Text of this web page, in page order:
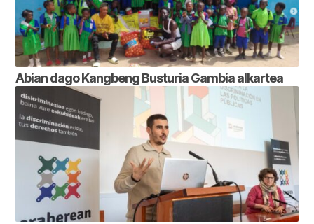
Abian dago Kangbeng Busturia Gambia alkartea